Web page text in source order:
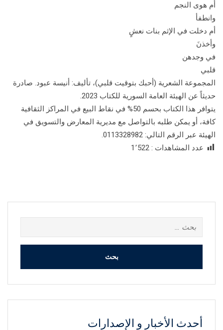
أم هوى النجم
وانطفأ
أم دخلت في الإثم بنات نعشٍ
وأخذنَ
في وجدهن
قلبي
المجموعة الشعرية (أحبك بتوقيت قلبي)، تأليف: أنيسة عبود. صادرة
حديثاً عن الهيئة العامة السورية للكتاب 2023.
يتوافر هذا الكتاب بحسم 50% في نقاط البيع في المراكز الثقافية
كافة، أو يمكن طلبه بالتواصل مع مديرية المعارض والتسويق في
الهيئة عبر الرقم التالي: 0113328982.
عدد المشاهدات : 1٬522
عن:
أحدث الأخبار و الإصدارات